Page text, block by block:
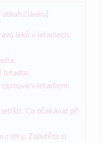
článku]
léků v letadlech:
letadla:
cestování letadlem:
Co očekávat při
s léky: Zajistěte si